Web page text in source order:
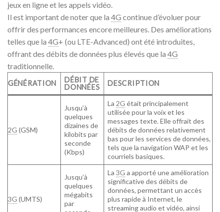
jeux en ligne et les appels vidéo.
Il est important de noter que la 4G continue d’évoluer pour
offrir des performances encore meilleures. Des améliorations
telles que la 4G+ (ou LTE-Advanced) ont été introduites,
offrant des débits de données plus élevés que la 4G
traditionnelle.
GÉNÉRATION
DÉBIT DE
DONNÉES
DESCRIPTION
2G (GSM)
Jusqu’à
quelques
dizaines de
kilobits par
seconde
(Kbps)
La 2G était principalement
utilisée pour la voix et les
messages texte. Elle offrait des
débits de données relativement
bas pour les services de données,
tels que la navigation WAP et les
courriels basiques.
3G (UMTS)
Jusqu’à
quelques
mégabits
par
La 3G a apporté une amélioration
significative des débits de
données, permettant un accès
plus rapide à Internet, le
streaming audio et vidéo, ainsi